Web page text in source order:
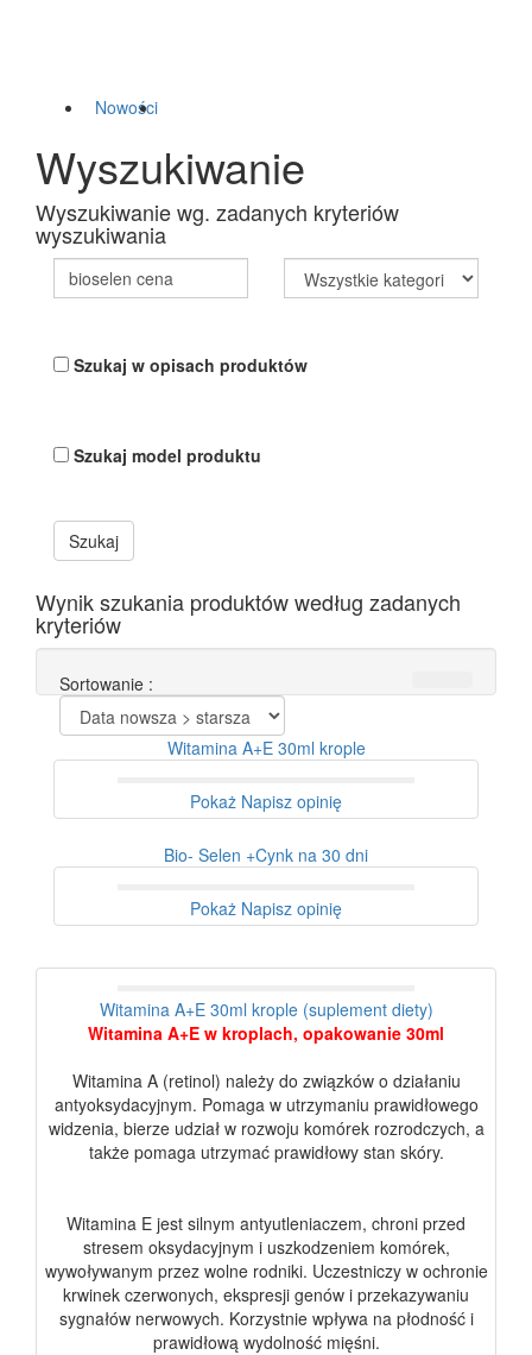
Nowości
Wyszukiwanie
Wyszukiwanie wg. zadanych kryteriów
wyszukiwania
Szukaj w opisach produktów
Szukaj model produktu
Szukaj
Wynik szukania produktów według zadanych
kryteriów
Sortowanie :
Witamina A+E 30ml krople
Pokaż Napisz opinię
Bio- Selen +Cynk na 30 dni
Pokaż Napisz opinię
Witamina A+E 30ml krople (suplement diety)
Witamina A+E w kroplach, opakowanie 30ml
Witamina A (retinol) należy do związków o działaniu
antyoksydacyjnym. Pomaga w utrzymaniu prawidłowego
widzenia, bierze udział w rozwoju komórek rozrodczych, a
także pomaga utrzymać prawidłowy stan skóry.
Witamina E jest silnym antyutleniaczem, chroni przed
stresem oksydacyjnym i uszkodzeniem komórek,
wywoływanym przez wolne rodniki. Uczestniczy w ochronie
krwinek czerwonych, ekspresji genów i przekazywaniu
sygnałów nerwowych. Korzystnie wpływa na płodność i
prawidłową wydolność mięśni.